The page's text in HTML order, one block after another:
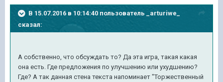
В 15.07.2016 в 10:14:40 пользователь _arturiwe_
сказал:
А собственно, что обсуждать то? Да эта игра, такая какая
она есть. Где предложения по улучшению или ухудшению?
Где? А так данная стена текста напоминает "Торжественный